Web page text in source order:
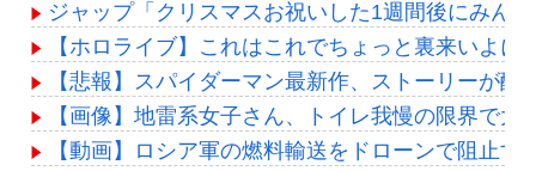
ジャップ「クリスマスお祝いした1週間後にみん
【ホロライブ】これはこれでちょっと裏来いよに
【悲報】スパイダーマン最新作、ストーリーが酷
【画像】地雷系女子さん、トイレ我慢の限界で大
【動画】ロシア軍の燃料輸送をドローンで阻止す